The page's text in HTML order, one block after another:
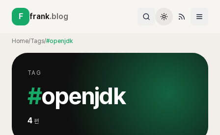
F frank.blog
Home/Tags/#openjdk
TAG
#openjdk
4 편